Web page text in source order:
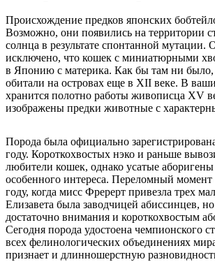
Происхождение предков японских
Возможно, они появились на территории
солнца в результате спонтанной мутации.
исключено, что кошек с миниатюрными
в Японию с материка. Как бы там ни было,
обитали на островах еще в XII веке. В
хранится полотно работы живописца XV
изображены предки животные с
Порода была официально
году. Короткохвостых нэко и раньше
любители кошек, однако усатые
особенного интереса. Переломный момент
году, когда мисс Фререрт привезла трех
Елизавета была заводчицей абиссинцев,
достаточно внимания и короткохвостым
Сегодня порода удостоена чемпионского
всех фелинологических объединениях
признает и длинношерстную